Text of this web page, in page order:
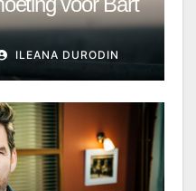
ILEANA DURODIN